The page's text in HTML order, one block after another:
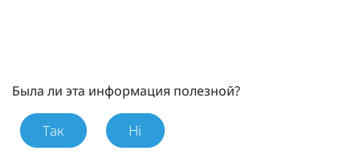
Была ли эта информация полезной?
Так Ні